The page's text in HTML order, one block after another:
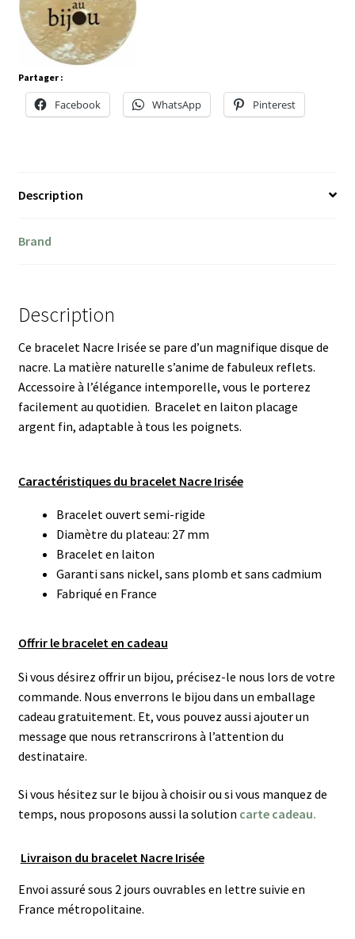
Partager :
Facebook WhatsApp Pinterest
Description
Brand
Description
Ce bracelet Nacre Irisée se pare d’un magnifique disque de
nacre. La matière naturelle s’anime de fabuleux reflets.
Accessoire à l’élégance intemporelle, vous le porterez
facilement au quotidien. Bracelet en laiton placage
argent fin, adaptable à tous les poignets.
Caractéristiques du bracelet Nacre Irisée
Bracelet ouvert semi-rigide
Diamètre du plateau: 27 mm
Bracelet en laiton
Garanti sans nickel, sans plomb et sans cadmium
Fabriqué en France
Offrir le bracelet en cadeau
Si vous désirez offrir un bijou, précisez-le nous lors de votre
commande. Nous enverrons le bijou dans un emballage
cadeau gratuitement. Et, vous pouvez aussi ajouter un
message que nous retranscrirons à l’attention du
destinataire.
Si vous hésitez sur le bijou à choisir ou si vous manquez de
temps, nous proposons aussi la solution carte cadeau.
Livraison du bracelet Nacre Irisée
Envoi assuré sous 2 jours ouvrables en lettre suivie en
France métropolitaine.